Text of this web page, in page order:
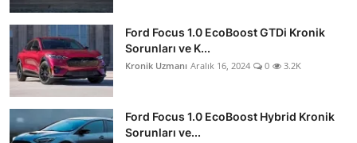
Ford Focus 1.0 EcoBoost GTDi Kronik
Sorunları ve K...
Kronik Uzmanı Aralık 16, 2024 0 3.2K
Ford Focus 1.0 EcoBoost Hybrid Kronik
Sorunları ve...